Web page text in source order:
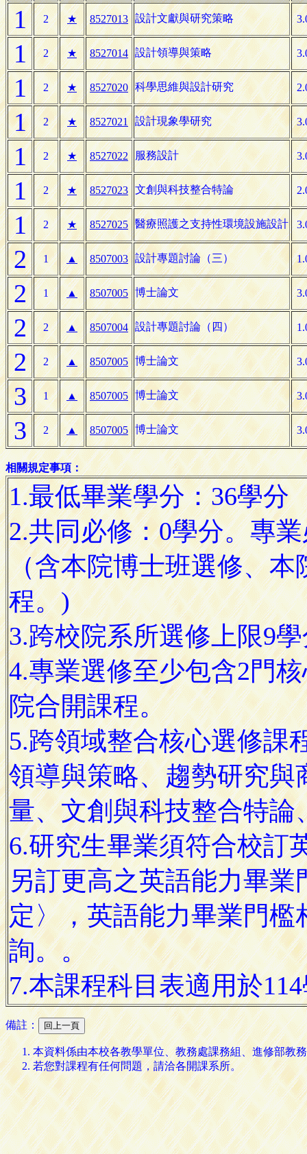
1 2 ★ 8527013 設計文獻與研究策略
1 2 ★ 8527014 設計領導與策略
1 2 ★ 8527020 科學思維與設計研究
1 2 ★ 8527021 設計現象學研究
1 2 ★ 8527022 服務設計
1 2 ★ 8527023 文創與科技整合特論
1 2 ★ 8527025 醫療照護之支持性環境設施設計
2 1 ▲ 8507003 設計專題討論（三）
2 1 ▲ 8507005 博士論文
2 2 ▲ 8507004 設計專題討論（四）
2 2 ▲ 8507005 博士論文
3 1 ▲ 8507005 博士論文
3 2 ▲ 8507005 博士論文
相關規定事項：
1.最低畢業學分：36學分
2.共同必修：0學分。專
（含本院博士班選修、
程。)
3.跨校院系所選修上限9
4.專業選修至少包含2門
院合開課程。
5.跨領域整合核心選修課
領導與策略、趨勢研究
量、文創與科技整合特
6.研究生畢業須符合校訂
另訂更高之英語能力畢
定〉，英語能力畢業門
詢。。
7.本課程科目表適用於
備註：
本資料係由本校各教學單位、教務處課務組、進修部教
若您對課程有任何問題，請洽各開課系所。